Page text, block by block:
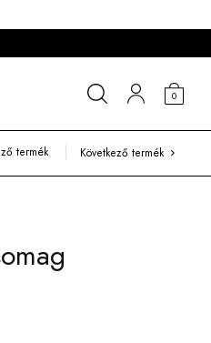
0
termék Következő termék